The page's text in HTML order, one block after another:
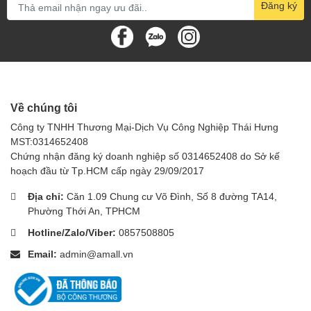
Kiểm tra kỹ các bộ phận trước khi sử dụng.
Đặt thang trên bề mặt phẳng, chắc chắn.
Không sử dụng thang khi trời mưa hoặc gió lớn.
Bảo quản thang nơi khô ráo, thoáng mát.
Thang nhômrút SUMIKA SK600, với những ưu điểm vượt trộ
i, xứng đáng là người bạn đồng hành đáng tin cậy cho mọi c
ông việc. Hãy sở hữu ngay chiếc thang này để trải nghiệm s
Đăng ký
Về chúng tôi
Công ty TNHH Thương Mại-Dịch Vụ Công Nghiệp Thái Hưng
MST:0314652408
Chứng nhận đăng ký doanh nghiệp số 0314652408 do Sở kế
hoạch đầu từ Tp.HCM cấp ngày 29/09/2017
Địa chỉ: Căn 1.09 Chung cư Võ Đình, Số 8 đường TA14,
Phường Thới An, TPHCM
Hotline/Zalo/Viber: 0857508805
Email: admin@amall.vn